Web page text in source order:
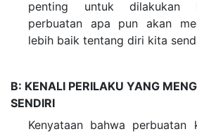
penting untuk dilakukan
perbuatan apa pun akan
lebih baik tentang diri kita
B: KENALI PERILAKU YANG
SENDIRI
Kenyataan bahwa perbuatan